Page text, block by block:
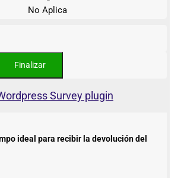
No Aplica
Survey plugin
ideal para recibir la devolución del